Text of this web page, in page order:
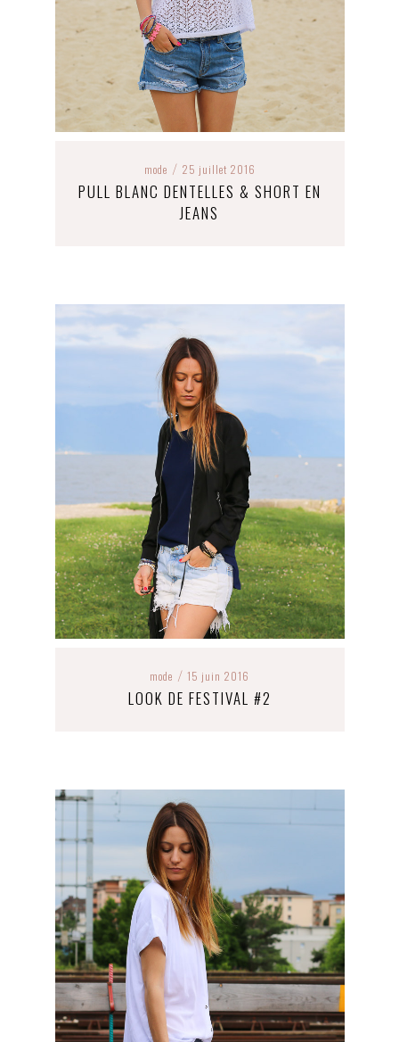
mode / 25 juillet 2016
PULL BLANC DENTELLES & SHORT EN
JEANS
mode / 15 juin 2016
LOOK DE FESTIVAL #2